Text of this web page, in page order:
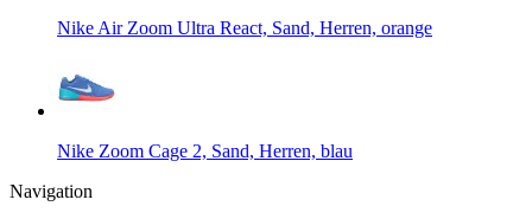
Nike Air Zoom Ultra React, Sand, Herren, orange
Nike Zoom Cage 2, Sand, Herren, blau
Navigation